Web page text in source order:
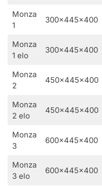
Monza
1
300x445x400
Monza
1 elo
300x445x400
Monza
2
450x445x400
Monza
2 elo
450x445x400
Monza
3
600x445x400
Monza
3 elo
600x445x400